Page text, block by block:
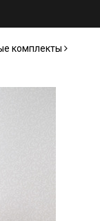
комплекты